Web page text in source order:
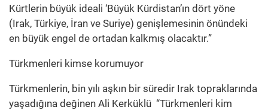
Kürtlerin büyük ideali ‘Büyük Kürdistan’ın dört yöne
(Irak, Türkiye, İran ve Suriye) genişlemesinin önündeki
en büyük engel de ortadan kalkmış olacaktır.”
Türkmenleri kimse korumuyor
Türkmenlerin, bin yılı aşkın bir süredir Irak topraklarında
yaşadığına değinen Ali Kerküklü “Türkmenleri kim